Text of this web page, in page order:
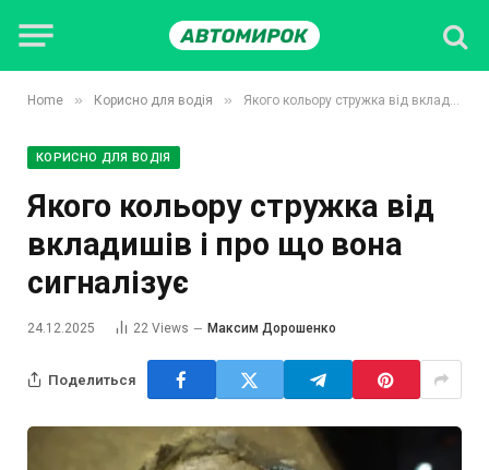
Home » Корисно для водія » Якого кольору стружка від вкладишів і про що вона сигналізує
КОРИСНО ДЛЯ ВОДІЯ
Якого кольору стружка від
вкладишів і про що вона
сигналізує
24.12.2025 22 Views Максим Дорошенко
Поделиться